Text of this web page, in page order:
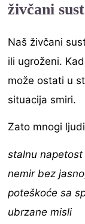
živčani
Naš živčani
ili ugroženi.
može ostati u
situacija smiri.
Zato mnogi
stalnu napetost
nemir bez
poteškoće sa
ubrzane misli